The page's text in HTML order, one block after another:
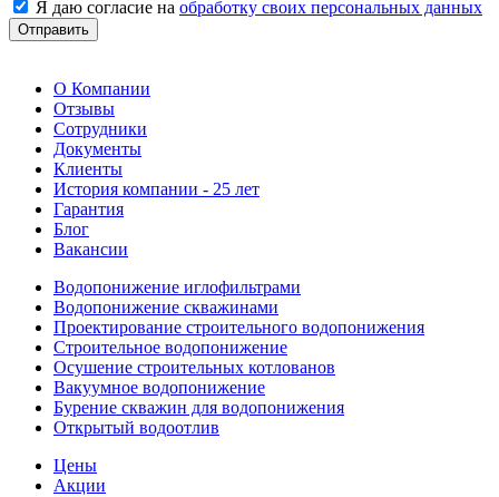
Я даю согласие на обработку своих персональных данных
Отправить
О Компании
Отзывы
Сотрудники
Документы
Клиенты
История компании - 25 лет
Гарантия
Блог
Вакансии
Водопонижение иглофильтрами
Водопонижение скважинами
Проектирование строительного водопонижения
Строительное водопонижение
Осушение строительных котлованов
Вакуумное водопонижение
Бурение скважин для водопонижения
Открытый водоотлив
Цены
Акции